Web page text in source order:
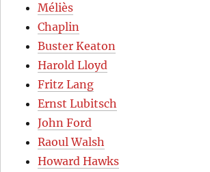
Méliès
Chaplin
Buster Keaton
Harold Lloyd
Fritz Lang
Ernst Lubitsch
John Ford
Raoul Walsh
Howard Hawks